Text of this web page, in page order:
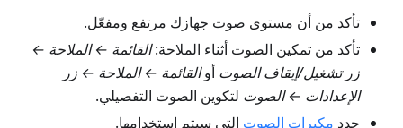
تأكد من أن مستوى صوت جهازك مرتفع ومفعّل.
تأكد من تمكين الصوت أثناء الملاحة:القائمة ← الملاحة ←
زر تشغيل/إيقاف الصوت أوالقائمة ← الملاحة ← زر
الإعدادات ← الصوت لتكوين الصوت التفصيلي.
حدد مكبرات الصوت التي سيتم استخدامها.